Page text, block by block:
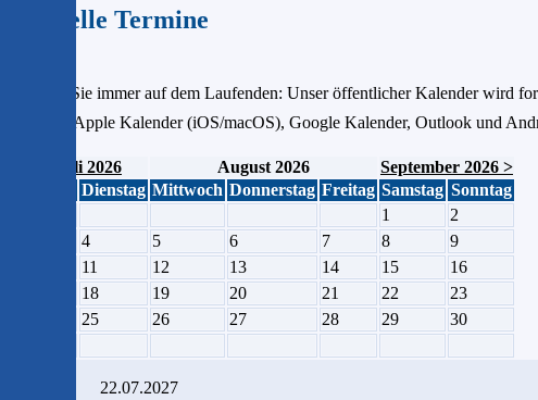
Aktuelle Termine
Bleiben Sie immer auf dem Laufenden: Unser öffentlicher Kalender wird
Link für Apple Kalender (iOS/macOS), Google Kalender, Outlook und
< Juli 2026 August 2026
September 2026 >
Dienstag Mittwoch Donnerstag Freitag Samstag Sonntag
1
2
4 5 6 7 8
9
11 12 13 14 15
16
18 19 20 21 22
23
25 26 27 28 29
30
22.07.2027